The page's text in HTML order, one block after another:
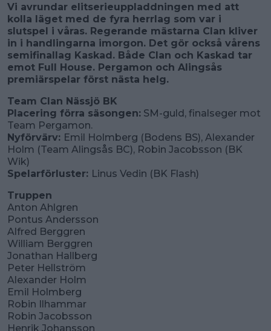
Vi avrundar elitserieuppladdningen med att
kolla läget med de fyra herrlag som var i
slutspel i våras. Regerande mästarna Clan kliver
in i handlingarna imorgon. Det gör också vårens
semifinallag Kaskad. Både Clan och Kaskad tar
emot Full House. Pergamon och Alingsås
premiärspelar först nästa helg.
Team Clan Nässjö BK
Placering förra säsongen: SM-guld, finalseger mot
Team Pergamon.
Nyförvärv: Emil Holmberg (Bodens BS), Alexander
Holm (Team Alingsås BC), Robin Jacobsson (BK
Wik)
Spelarförluster: Linus Vedin (BK Flash)
Truppen
Anton Ahlgren
Pontus Andersson
Alfred Berggren
William Berggren
Jonathan Hallberg
Peter Hellström
Alexander Holm
Emil Holmberg
Robin Ilhammar
Robin Jacobsson
Henrik Johansson